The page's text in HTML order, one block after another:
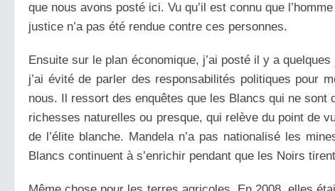
que nous avons posté ici. Vu qu’il est connu que
justice n’a pas été rendue contre ces personnes.
Ensuite sur le plan économique, j’ai posté il y a
j’ai évité de parler des responsabilités politiques pour
nous. Il ressort des enquêtes que les Blancs qui ne sont
richesses naturelles ou presque, qui relève du point de
de l’élite blanche. Mandela n’a pas nationalisé les
Blancs continuent à s’enrichir pendant que les Noirs